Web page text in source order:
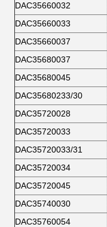
DAC35660032
DAC35660033
DAC35660037
DAC35680037
DAC35680045
DAC35680233/30
DAC35720028
DAC35720033
DAC35720033/31
DAC35720034
DAC35720045
DAC35740030
DAC35760054